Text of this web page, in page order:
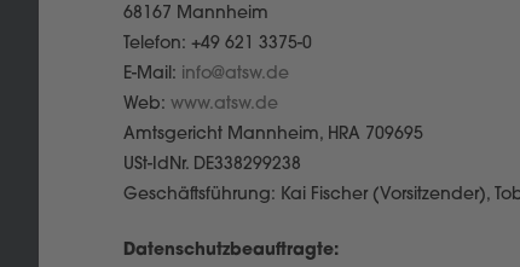
68167 Mannheim
Telefon: +49 621 3375-0
E-Mail: info@atsw.de
Web: www.atsw.de
Amtsgericht Mannheim, HRA 709695
USt-IdNr. DE338299238
Geschäftsführung: Kai Fischer (Vorsitzender),
Datenschutzbeauftragte: